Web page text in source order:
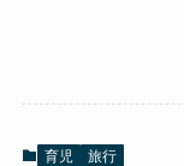
育児 旅行